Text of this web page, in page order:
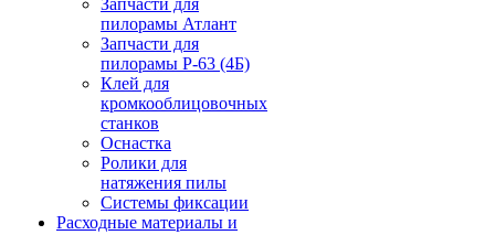
Запчасти для
пилорамы Атлант
Запчасти для
пилорамы Р-63 (4Б)
Клей для
кромкооблицовочных
станков
Оснастка
Ролики для
натяжения пилы
Системы фиксации
Расходные материалы и